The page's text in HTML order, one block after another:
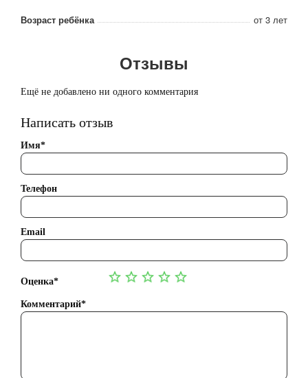
Возраст ребёнка
от 3 лет
Отзывы
Ещё не добавлено ни одного комментария
Написать отзыв
Имя*
Телефон
Email
Оценка*
Комментарий*